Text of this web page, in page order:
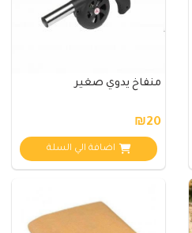
منفاخ يدوي صغير
₪20
اضافة الي السلة